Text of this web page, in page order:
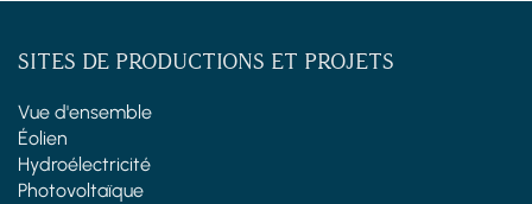
SITES DE PRODUCTIONS ET PROJETS
Vue d'ensemble
Éolien
Hydroélectricité
Photovoltaïque